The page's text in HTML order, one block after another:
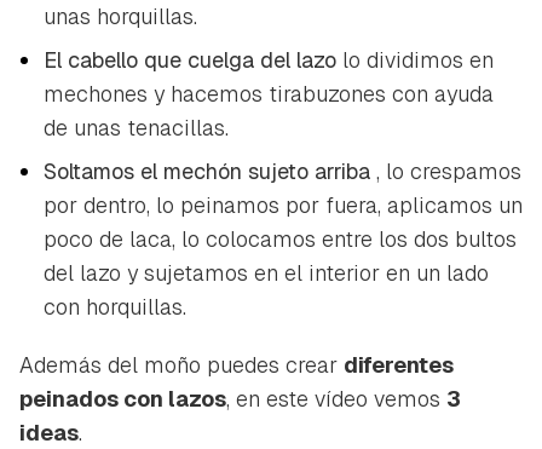
Guardar como favorito
Para poder guardar como favorito, primero has de
iniciar sesión con tu cuenta de Hogarmanía.
unas horquillas.
El cabello que cuelga del lazo lo dividimos en
mechones y hacemos tirabuzones con ayuda
de unas tenacillas.
Soltamos el mechón sujeto arriba , lo crespamos
por dentro, lo peinamos por fuera, aplicamos un
poco de laca, lo colocamos entre los dos bultos
del lazo y sujetamos en el interior en un lado
con horquillas.
Además del moño puedes crear diferentes
peinados con lazos, en este vídeo vemos 3
ideas.
Contenido enviado
Gracias por suscribirte a nuestro boletín.
ACEPTAR